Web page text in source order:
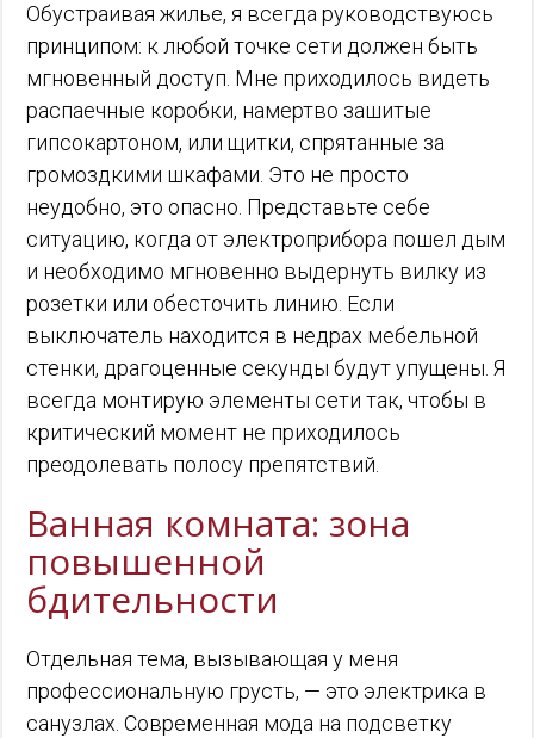
Обустраивая жилье, я всегда руководствуюсь
принципом: к любой точке сети должен быть
мгновенный доступ. Мне приходилось видеть
распаечные коробки, намертво зашитые
гипсокартоном, или щитки, спрятанные за
громоздкими шкафами. Это не просто
неудобно, это опасно. Представьте себе
ситуацию, когда от электроприбора пошел дым
и необходимо мгновенно выдернуть вилку из
розетки или обесточить линию. Если
выключатель находится в недрах мебельной
стенки, драгоценные секунды будут упущены. Я
всегда монтирую элементы сети так, чтобы в
критический момент не приходилось
преодолевать полосу препятствий.
Ванная комната: зона
повышенной
бдительности
Отдельная тема, вызывающая у меня
профессиональную грусть, — это электрика в
санузлах. Современная мода на подсветку